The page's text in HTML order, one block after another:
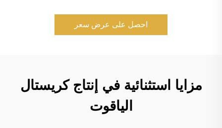
احصل على عرض سعر
مزايا استثنائية في إنتاج كريستال
الياقوت